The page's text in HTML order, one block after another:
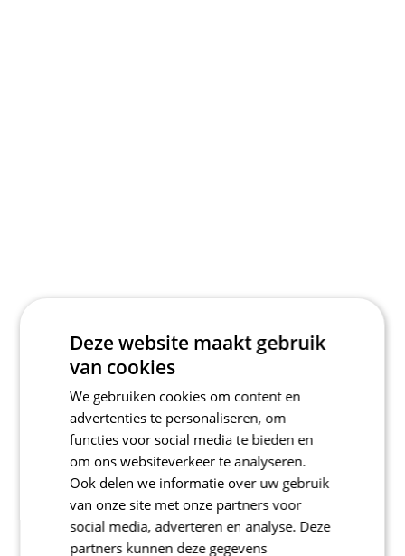
Deze website maakt gebruik
van cookies
We gebruiken cookies om content en
advertenties te personaliseren, om
functies voor social media te bieden en
om ons websiteverkeer te analyseren.
Ook delen we informatie over uw gebruik
van onze site met onze partners voor
social media, adverteren en analyse. Deze
partners kunnen deze gegevens